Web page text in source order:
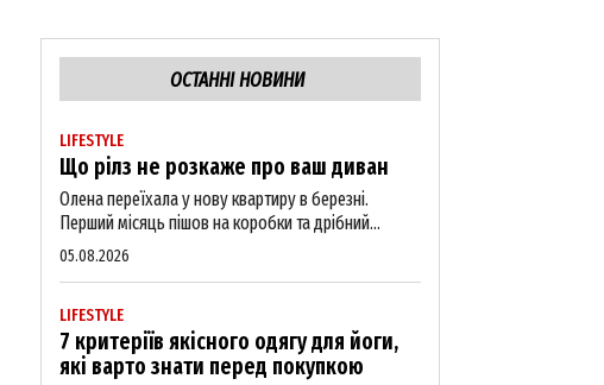
ОСТАННІ НОВИНИ
LIFESTYLE
Що рілз не розкаже про ваш диван
Олена переїхала у нову квартиру в березні.
Перший місяць пішов на коробки та дрібний...
05.08.2026
LIFESTYLE
7 критеріїв якісного одягу для йоги,
які варто знати перед покупкою